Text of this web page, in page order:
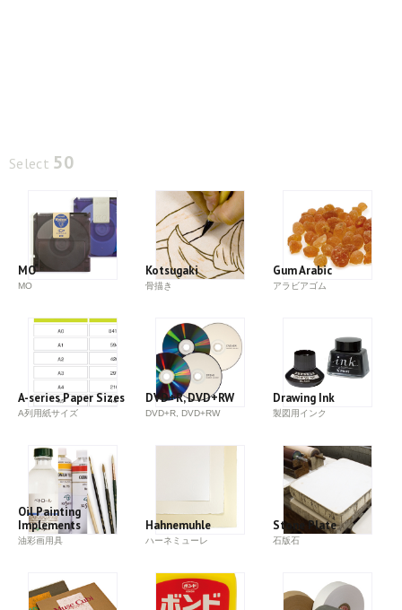
Select 50
MO
MO
Kotsugaki
骨描き
Gum Arabic
アラビアゴム
A-series Paper Sizes
A列用紙サイズ
DVD+R, DVD+RW
DVD+R, DVD+RW
Drawing Ink
製図用インク
Oil Painting
Implements
油彩画用具
Hahnemuhle
ハーネミューレ
Stone Plate
石版石